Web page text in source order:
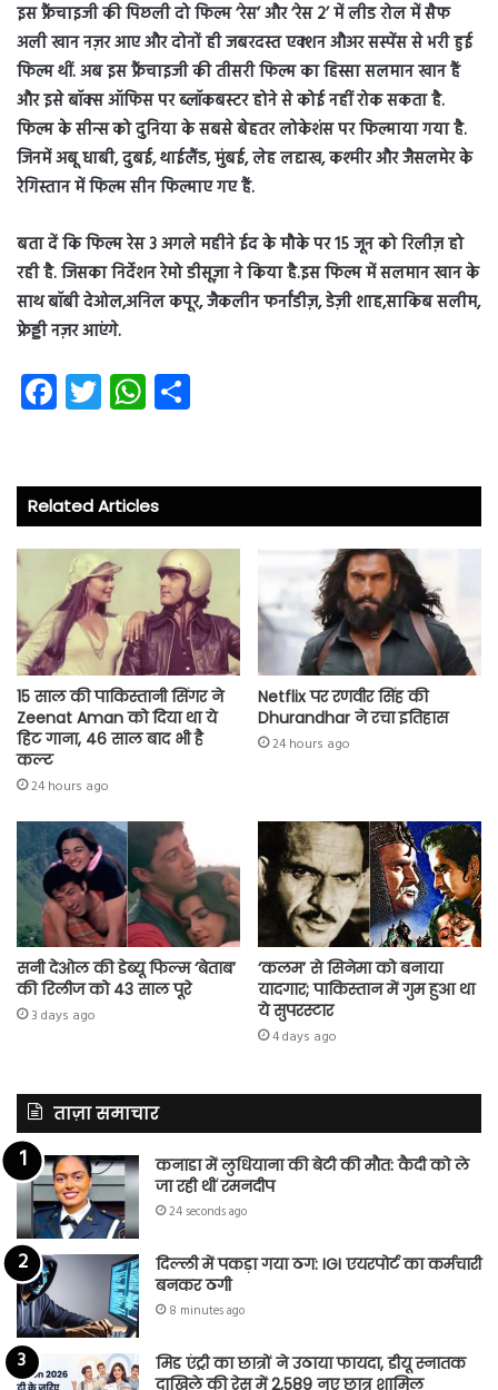
इस फ्रैंचाइजी की पिछली दो फिल्म ‘रेस’ और ‘रेस 2’ में लीड रोल में सैफ
अली खान नज़र आए और दोनों ही जबरदस्त एक्शन औअर सस्पेंस से भरी हुई
फिल्म थीं. अब इस फ्रैंचाइजी की तीसरी फिल्म का हिस्सा सलमान खान हैं
और इसे बॉक्स ऑफिस पर ब्लॉकबस्टर होने से कोई नहीं रोक सकता है.
फिल्म के सीन्स को दुनिया के सबसे बेहतर लोकेशंस पर फिल्माया गया है.
जिनमें अबू धाबी, दुबई, थाईलैंड, मुंबई, लेह लद्दाख, कश्मीर और जैसलमेर के
रेगिस्तान में फिल्म सीन फिल्माए गए हैं.
बता दें कि फिल्म रेस 3 अगले महीने ईद के मौके पर 15 जून को रिलीज़ हो
रही है. जिसका निर्देशन रेमो डीसूज़ा ने किया है.इस फिल्म में सलमान खान के
साथ बॉबी देओल,अनिल कपूर, जैकलीन फर्नांडीज़, डेज़ी शाह,साकिब सलीम,
फ्रेड्डी नज़र आएंगे.
Fa
ce
o
ok
T
wi
er
W
ha
A
p
p
Related Articles
15 साल की पाकिस्तानी सिंगर ने
Zeenat Aman को दिया था ये
हिट गाना, 46 साल बाद भी है
कल्ट
24 hours ago
Netflix पर रणवीर सिंह की
Dhurandhar ने रचा इतिहास
24 hours ago
सनी देओल की डेब्यू फिल्म ‘बेताब’
की रिलीज को 43 साल पूरे
3 days ago
‘कलम’ से सिनेमा को बनाया
यादगार; पाकिस्तान में गुम हुआ था
ये सुपरस्टार
4 days ago
ताज़ा समाचार
कनाडा में लुधियाना की बेटी की माैत: कैदी को ले
जा रही थीं रमनदीप
24 seconds ago
दिल्ली में पकड़ा गया ठग: IGI एयरपोर्ट का कर्मचारी
बनकर ठगी
8 minutes ago
मिड एंट्री का छात्रों ने उठाया फायदा, डीयू स्नातक
दाखिले की रेस में 2,589 नए छात्र शामिल